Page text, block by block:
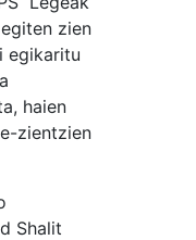
zien
egikaritu
haien
zientzien
Shalit